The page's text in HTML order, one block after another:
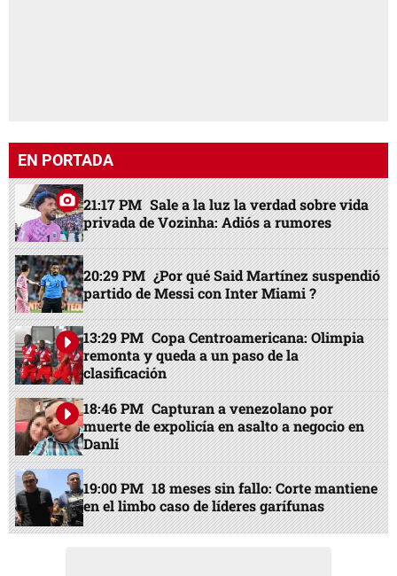
EN PORTADA
21:17 PM Sale a la luz la verdad sobre vida
privada de Vozinha: Adiós a rumores
20:29 PM ¿Por qué Said Martínez suspendió
partido de Messi con Inter Miami ?
13:29 PM Copa Centroamericana: Olimpia
remonta y queda a un paso de la
clasificación
18:46 PM Capturan a venezolano por
muerte de expolicía en asalto a negocio en
Danlí
19:00 PM 18 meses sin fallo: Corte mantiene
en el limbo caso de líderes garífunas